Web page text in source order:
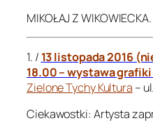
MIKOŁAJ Z WIKOWIECKA.
1. / 13 listopada 2016
18.00 – wystawa grafiki
Zielone Tychy Kultura –
Ciekawostki: Artysta